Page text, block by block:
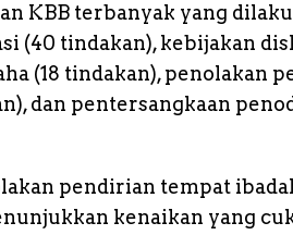
KBB terbanyak yang
(40 tindakan), kebijakan
(18 tindakan), penolakan
dan pentersangkaan
pendirian tempat
kenaikan yang